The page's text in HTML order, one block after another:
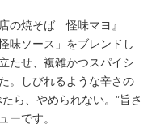
の焼そば 怪味マヨ』
味ソース」をブレンドし
たせ、複雑かつスパイシ
。しびれるような辛さの
ら、やめられない。”旨さ
ーです。